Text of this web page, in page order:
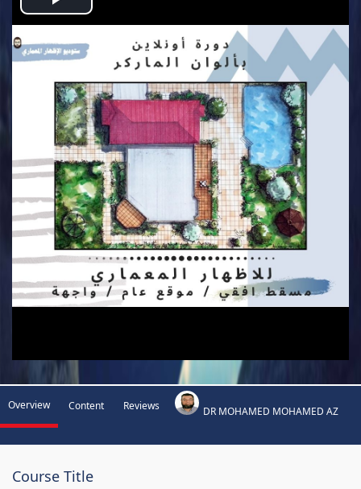
Play
Video
Overview Content Reviews DR MOHAMED MOHAMED AZ
Course Title